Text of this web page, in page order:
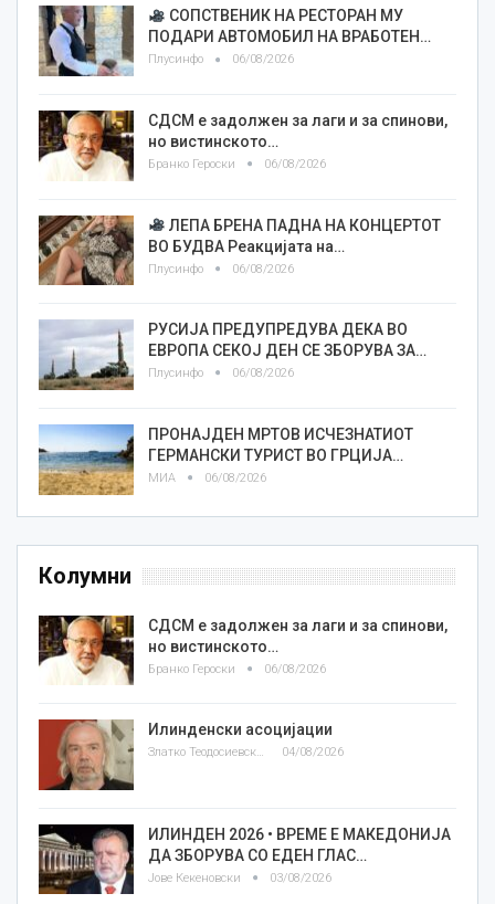
СОПСТВЕНИК НА РЕСТОРАН МУ
ПОДАРИ АВТОМОБИЛ НА ВРАБОТЕН…
Плусинфо 06/08/2026
СДСМ е задолжен за лаги и за спинови,
но вистинското…
Бранко Героски 06/08/2026
ЛЕПА БРЕНА ПАДНА НА КОНЦЕРТОТ
ВО БУДВА Реакцијата на…
Плусинфо 06/08/2026
РУСИЈА ПРЕДУПРЕДУВА ДЕКА ВО
ЕВРОПА СЕКОЈ ДЕН СЕ ЗБОРУВА ЗА…
Плусинфо 06/08/2026
ПРОНАЈДЕН МРТОВ ИСЧЕЗНАТИОТ
ГЕРМАНСКИ ТУРИСТ ВО ГРЦИЈА…
МИА 06/08/2026
Колумни
СДСМ е задолжен за лаги и за спинови,
но вистинското…
Бранко Героски 06/08/2026
Илинденски асоцијации
Златко Теодосиевски 04/08/2026
ИЛИНДЕН 2026 • ВРЕМЕ Е МАКЕДОНИЈА
ДА ЗБОРУВА СО ЕДЕН ГЛАС…
Јове Кекеновски 03/08/2026